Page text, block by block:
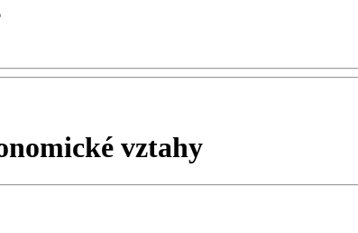
vztahy